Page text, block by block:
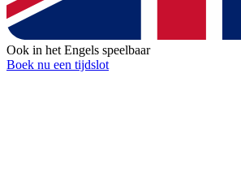
Ook in het Engels speelbaar
Boek nu een tijdslot